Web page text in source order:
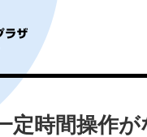
定時間操作